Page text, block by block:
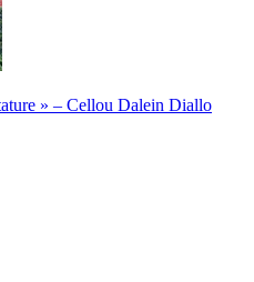
» – Cellou Dalein Diallo